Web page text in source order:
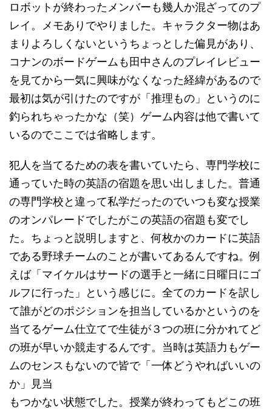
ロボットが終わったメンバーも幾人か混ざってのプ
レイ。メモありでやりました。キャラクター物はあ
まりよろしくないというちょっとした偏見があり、
コナンのボードゲームも田中さんのプレイレビュー
を見てから一気に興味がなくなった経緯があるので
最初は気が引けたのですが「推理もの」というのに
釣られちゃったかな（笑）ゲーム内容は他で書いて
いるのでここでは省略します。
犯人を当てるための表を書いていたら、専門学校に
通っていた時の英語の宿題を思い出しました。普通
の専門学校と違って私学だったのでいつも変な授業
のオンパレードでしたがこの英語の宿題も変でし
た。ちょっと説明しますと、何枚かのカードに英語
である野球チームのことが書いてあるんですね。例
えば「マイケルはサードの選手と一緒に日曜日にゴ
ルフに行った」という感じに。全てのカードを訳し
て誰がどのポジションを担当しているかというのを
当てるゲーム仕立てで生徒が３つの班に分かれてど
の班が早いか競走するんです。当時は英語力もゲー
ムのセンスもないので皆で「一体どうやればいいの
か」見当
もつかない状態でした。授業が終わってもどこの班